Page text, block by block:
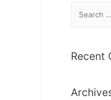
r
f
Recent